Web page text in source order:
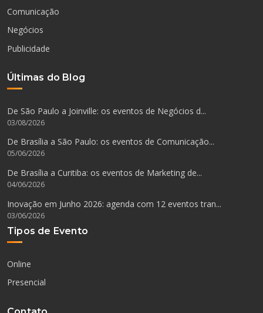
Comunicação
Negócios
Publicidade
Últimas do Blog
De São Paulo a Joinville: os eventos de Negócios d...
03/08/2026
De Brasília a São Paulo: os eventos de Comunicação...
05/06/2026
De Brasília a Curitiba: os eventos de Marketing de...
04/06/2026
Inovação em Junho 2026: agenda com 12 eventos tran...
03/06/2026
Tipos de Evento
Online
Presencial